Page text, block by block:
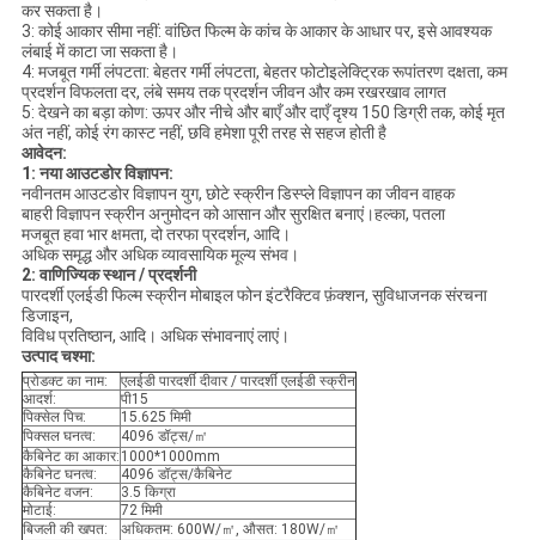
कर सकता है।
3: कोई आकार सीमा नहीं: वांछित फिल्म के कांच के आकार के आधार पर, इसे आवश्यक
लंबाई में काटा जा सकता है।
4: मजबूत गर्मी लंपटता: बेहतर गर्मी लंपटता, बेहतर फोटोइलेक्ट्रिक रूपांतरण दक्षता, कम
प्रदर्शन विफलता दर, लंबे समय तक प्रदर्शन जीवन और कम रखरखाव लागत
5: देखने का बड़ा कोण: ऊपर और नीचे और बाएँ और दाएँ दृश्य 150 डिग्री तक, कोई मृत
अंत नहीं, कोई रंग कास्ट नहीं, छवि हमेशा पूरी तरह से सहज होती है
आवेदन:
1: नया आउटडोर विज्ञापन:
नवीनतम आउटडोर विज्ञापन युग, छोटे स्क्रीन डिस्प्ले विज्ञापन का जीवन वाहक
बाहरी विज्ञापन स्क्रीन अनुमोदन को आसान और सुरक्षित बनाएं।हल्का, पतला
मजबूत हवा भार क्षमता, दो तरफा प्रदर्शन, आदि।
अधिक समृद्ध और अधिक व्यावसायिक मूल्य संभव।
2: वाणिज्यिक स्थान / प्रदर्शनी
पारदर्शी एलईडी फिल्म स्क्रीन मोबाइल फोन इंटरैक्टिव फ़ंक्शन, सुविधाजनक संरचना
डिजाइन,
विविध प्रतिष्ठान, आदि। अधिक संभावनाएं लाएं।
उत्पाद चश्मा:
प्रोडक्ट का नाम:
एलईडी पारदर्शी दीवार / पारदर्शी एलईडी स्क्रीन
आदर्श:
पी15
पिक्सेल पिच:
15.625 मिमी
पिक्सल घनत्व:
4096 डॉट्स/㎡
कैबिनेट का आकार: 1000*1000mm
कैबिनेट घनत्व:
4096 डॉट्स/कैबिनेट
कैबिनेट वजन:
3.5 किग्रा
मोटाई:
72 मिमी
बिजली की खपत:
अधिकतम: 600W/㎡, औसत: 180W/㎡